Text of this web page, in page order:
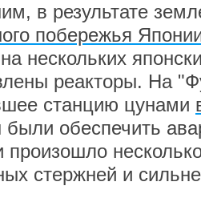
в результате
побережья
нескольких
реакторы. На
станцию цунами
обеспечить
произошло
стержней и